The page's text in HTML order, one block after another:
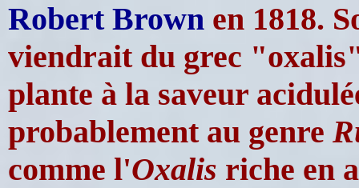
Robert Brown en 1818.
viendrait du grec
plante à la saveur
probablement au genre
comme l'Oxalis riche en